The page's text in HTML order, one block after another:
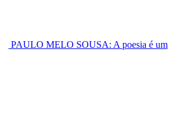
PAULO MELO SOUSA: A poesia é um